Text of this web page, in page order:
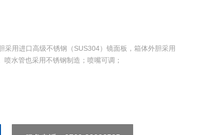
采用进口高级不锈钢（SUS304）镜面板，箱体外胆采用
水管也采用不锈钢制造；喷嘴可调；